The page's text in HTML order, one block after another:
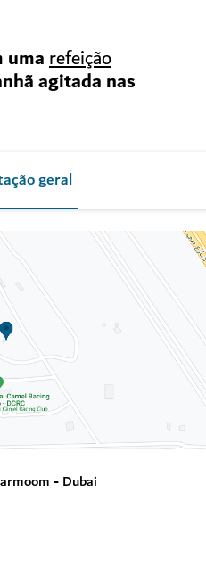
umarefeição
agitada nas
geral
- Dubai